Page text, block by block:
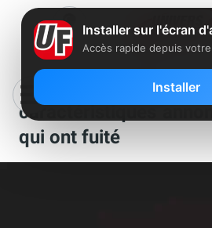
Samsung Galaxy
caractéristiques
qui ont fuité
Installer sur l'écran
Accès rapide depuis
Installer